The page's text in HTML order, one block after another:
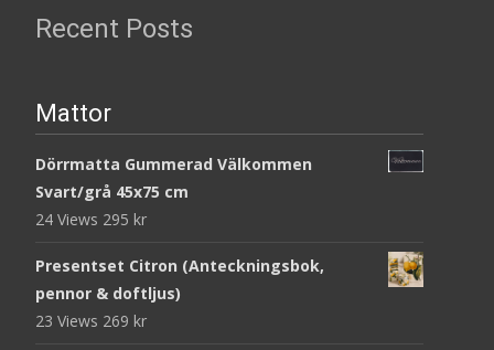
Recent Posts
Mattor
Dörrmatta Gummerad Välkommen
Svart/grå 45x75 cm
24 Views 295 kr
Presentset Citron (Anteckningsbok,
pennor & doftljus)
23 Views 269 kr